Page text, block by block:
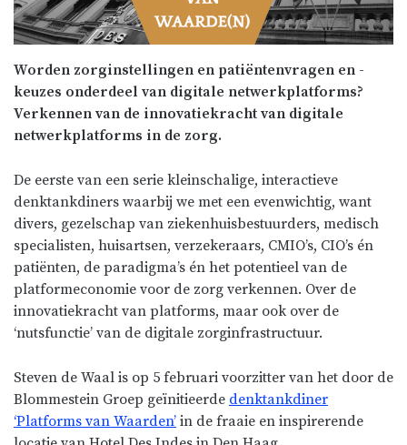
Worden zorginstellingen en patiëntenvragen en -
keuzes onderdeel van digitale netwerkplatforms​​​​​​?
Verkennen van de innovatiekracht van digitale
netwerkplatforms in de zorg.
De eerste van een serie kleinschalige, interactieve
denktankdiners waarbij we met een evenwichtig, want
divers, gezelschap van ziekenhuisbestuurders, medisch
specialisten, huisartsen, verzekeraars, CMIO’s, CIO’s én
patiënten, de paradigma’s én het potentieel van de
platformeconomie voor de zorg verkennen. Over de
innovatiekracht van platforms, maar ook over de
‘nutsfunctie’ van de digitale zorginfrastructuur.
Steven de Waal is op 5 februari voorzitter van het door de
Blommestein Groep geïnitieerde denktankdiner
‘Platforms van Waarden’ in de fraaie en inspirerende